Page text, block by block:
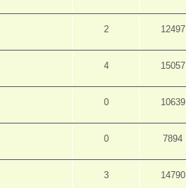
2 12497
4 15057
0 10639
0 7894
3 14790